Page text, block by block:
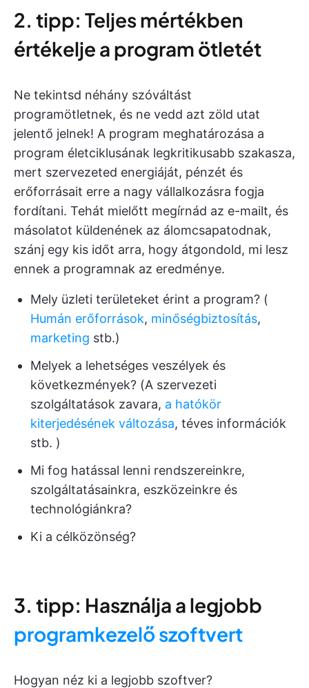
2. tipp: Teljes mértékben
értékelje a program ötletét
Ne tekintsd néhány szóváltást
programötletnek, és ne vedd azt zöld utat
jelentő jelnek! A program meghatározása a
program életciklusának legkritikusabb szakasza,
mert szervezeted energiáját, pénzét és
erőforrásait erre a nagy vállalkozásra fogja
fordítani. Tehát mielőtt megírnád az e-mailt, és
másolatot küldenének az álomcsapatodnak,
szánj egy kis időt arra, hogy átgondold, mi lesz
ennek a programnak az eredménye.
Mely üzleti területeket érint a program? (
Humán erőforrások, minőségbiztosítás,
marketing stb.)
Melyek a lehetséges veszélyek és
következmények? (A szervezeti
szolgáltatások zavara, a hatókör
kiterjedésének változása, téves információk
stb. )
Mi fog hatással lenni rendszereinkre,
szolgáltatásainkra, eszközeinkre és
technológiánkra?
Ki a célközönség?
3. tipp: Használja a legjobb
programkezelő szoftvert
Hogyan néz ki a legjobb szoftver?